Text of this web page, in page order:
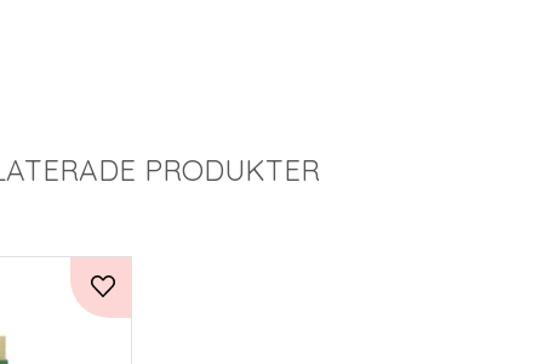
PRODUKTER
Lägg till i favoriter